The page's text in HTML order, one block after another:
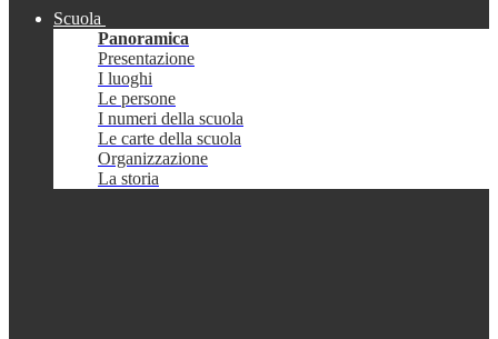
Scuola
Panoramica
Presentazione
I luoghi
Le persone
I numeri della scuola
Le carte della scuola
Organizzazione
La storia